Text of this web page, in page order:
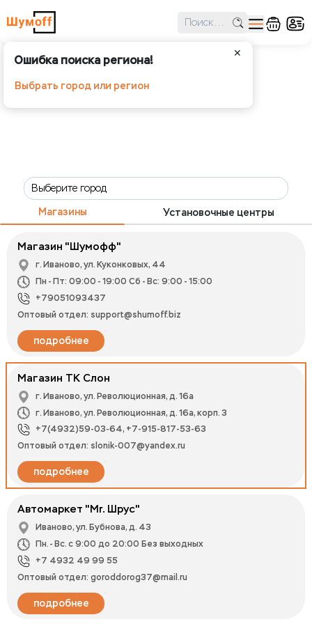
✕
Ошибка поиска региона!
Выбрать город или регион
Магазины Установочные центры
Магазин "Шумофф"
г. Иваново, ул. Куконковых, 44
Пн - Пт: 09:00 - 19:00 Сб - Вс: 9:00 - 15:00
+79051093437
Оптовый отдел: support@shumoff.biz
подробнее
Магазин ТК Слон
г. Иваново, ул. Революционная, д. 16а
г. Иваново, ул. Революционная, д. 16а, корп. 3
+7(4932)59-03-64, +7-915-817-53-63
Оптовый отдел: slonik-007@yandex.ru
подробнее
Автомаркет "Mr. Шрус"
Иваново, ул. Бубнова, д. 43
Пн. - Вс. с 9:00 до 20:00 Без выходных
+7 4932 49 99 55
Оптовый отдел: goroddorog37@mail.ru
подробнее